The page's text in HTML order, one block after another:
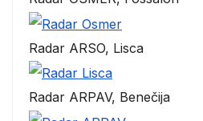
Radar ARSO, Lisca
Radar ARPAV, Benečija